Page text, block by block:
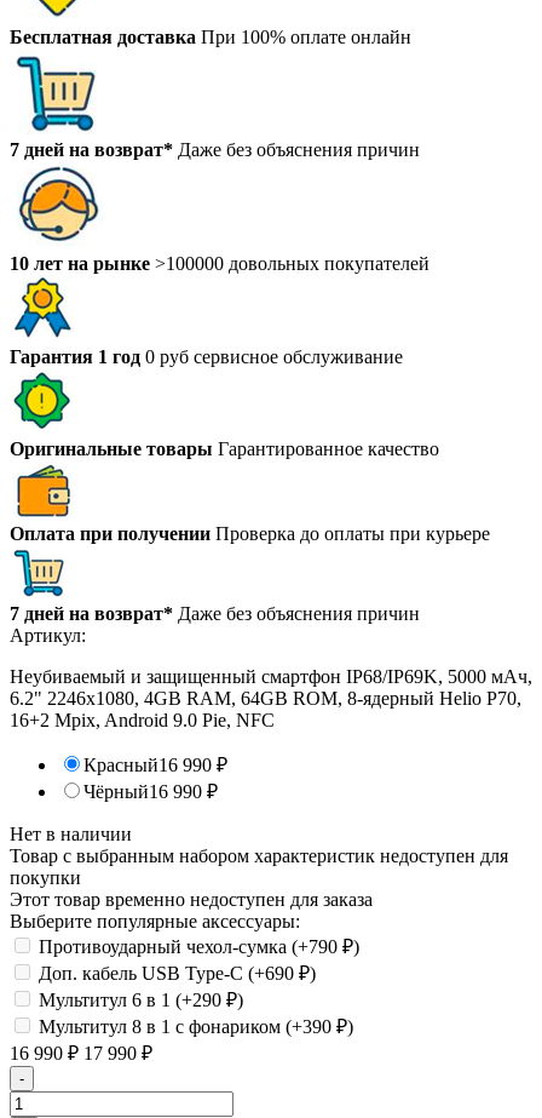
Бесплатная доставка При 100% оплате онлайн
7 дней на возврат* Даже без объяснения причин
10 лет на рынке >100000 довольных покупателей
Гарантия 1 год 0 руб сервисное обслуживание
Оригинальные товары Гарантированное качество
Оплата при получении Проверка до оплаты при курьере
7 дней на возврат* Даже без объяснения причин
Артикул:
Неубиваемый и защищенный смартфон IP68/IP69K, 5000 мАч,
6.2" 2246x1080, 4GB RAM, 64GB ROM, 8-ядерный Helio P70,
16+2 Mpix, Android 9.0 Pie, NFC
Красный16 990 ₽
Чёрный16 990 ₽
Нет в наличии
Товар с выбранным набором характеристик недоступен для
покупки
Этот товар временно недоступен для заказа
Выберите популярные аксессуары:
Противоударный чехол-сумка (+790 ₽)
Доп. кабель USB Type-C (+690 ₽)
Мультитул 6 в 1 (+290 ₽)
Мультитул 8 в 1 с фонариком (+390 ₽)
16 990 ₽ 17 990 ₽
-